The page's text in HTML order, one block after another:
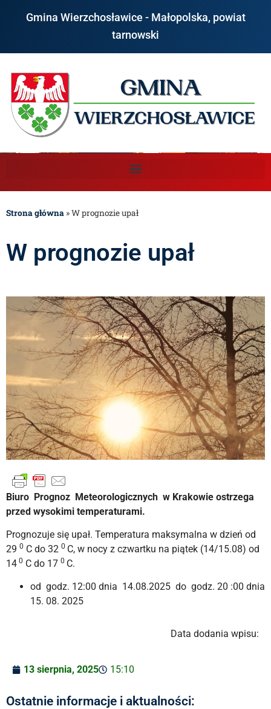
Gmina Wierzchosławice - Małopolska, powiat
tarnowski
Strona główna »W prognozie upał
W prognozie upał
Biuro Prognoz Meteorologicznych w Krakowie ostrzega
przed wysokimi temperaturami.
Prognozuje się upał. Temperatura maksymalna w dzień od
29 0 C do 32 0 C, w nocy z czwartku na piątek (14/15.08) od
14 0 C do 17 0 C.
od godz. 12:00 dnia 14.08.2025 do godz. 20 :00 dnia
15. 08. 2025
Data dodania wpisu:
13 sierpnia, 2025 15:10
Ostatnie informacje i aktualności: